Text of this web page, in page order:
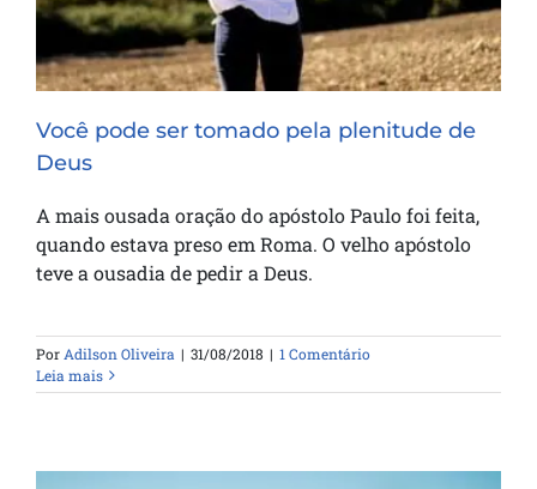
Você pode ser tomado pela plenitude de
Deus
A mais ousada oração do apóstolo Paulo foi feita,
quando estava preso em Roma. O velho apóstolo
teve a ousadia de pedir a Deus.
Por Adilson Oliveira | 31/08/2018 | 1 Comentário
Leia mais